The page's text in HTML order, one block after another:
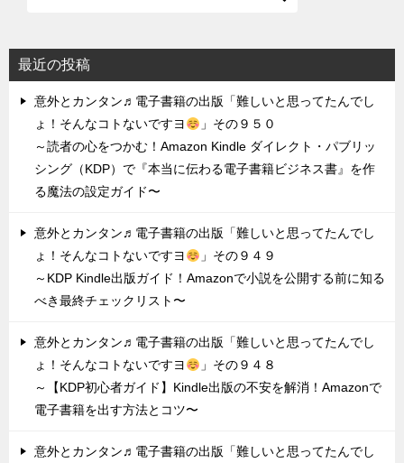
最近の投稿
意外とカンタン♬電子書籍の出版「難しいと思ってたんでし
ょ！そんなコトないですヨ
」その９５０
～読者の心をつかむ！Amazon Kindle ダイレクト・パブリッ
シング（KDP）で『本当に伝わる電子書籍ビジネス書』を作
る魔法の設定ガイド〜
意外とカンタン♬電子書籍の出版「難しいと思ってたんでし
ょ！そんなコトないですヨ
」その９４９
～KDP Kindle出版ガイド！Amazonで小説を公開する前に知る
べき最終チェックリスト〜
意外とカンタン♬電子書籍の出版「難しいと思ってたんでし
ょ！そんなコトないですヨ
」その９４８
～【KDP初心者ガイド】Kindle出版の不安を解消！Amazonで
電子書籍を出す方法とコツ〜
意外とカンタン♬電子書籍の出版「難しいと思ってたんでし